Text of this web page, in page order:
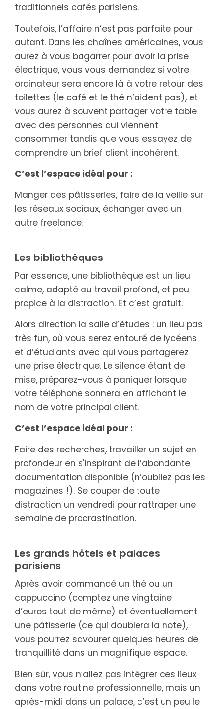
traditionnels cafés parisiens.
Toutefois, l’affaire n’est pas parfaite pour
autant. Dans les chaînes américaines, vous
aurez à vous bagarrer pour avoir la prise
électrique, vous vous demandez si votre
ordinateur sera encore là à votre retour des
toilettes (le café et le thé n’aident pas), et
vous aurez à souvent partager votre table
avec des personnes qui viennent
consommer tandis que vous essayez de
comprendre un brief client incohérent.
C’est l’espace idéal pour :
Manger des pâtisseries, faire de la veille sur
les réseaux sociaux, échanger avec un
autre freelance.
Les bibliothèques
Par essence, une bibliothèque est un lieu
calme, adapté au travail profond, et peu
propice à la distraction. Et c’est gratuit.
Alors direction la salle d’études : un lieu pas
très fun, où vous serez entouré de lycéens
et d’étudiants avec qui vous partagerez
une prise électrique. Le silence étant de
mise, préparez-vous à paniquer lorsque
votre téléphone sonnera en affichant le
nom de votre principal client.
C’est l’espace idéal pour :
Faire des recherches, travailler un sujet en
profondeur en s'inspirant de l’abondante
documentation disponible (n’oubliez pas les
magazines !). Se couper de toute
distraction un vendredi pour rattraper une
semaine de procrastination.
Les grands hôtels et palaces
parisiens
Après avoir commandé un thé ou un
cappuccino (comptez une vingtaine
d’euros tout de même) et éventuellement
une pâtisserie (ce qui doublera la note),
vous pourrez savourer quelques heures de
tranquillité dans un magnifique espace.
Bien sûr, vous n’allez pas intégrer ces lieux
dans votre routine professionnelle, mais un
après-midi dans un palace, c‘est un peu le